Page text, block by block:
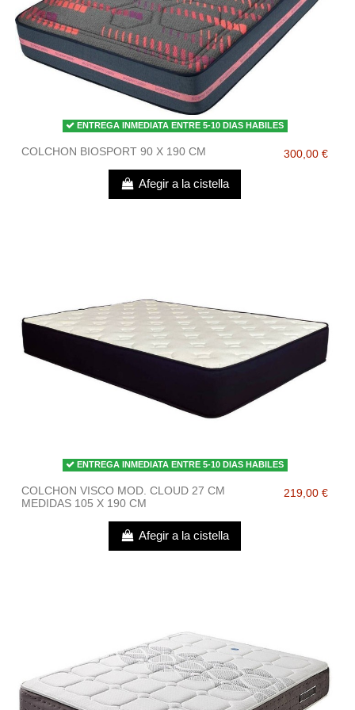
ENTREGA INMEDIATA ENTRE 5-10 DIAS HABILES
COLCHON BIOSPORT 90 X 190 CM 300,00 €
Afegir a la cistella
ENTREGA INMEDIATA ENTRE 5-10 DIAS HABILES
COLCHON VISCO MOD. CLOUD 27 CM
MEDIDAS 105 X 190 CM
219,00 €
Afegir a la cistella